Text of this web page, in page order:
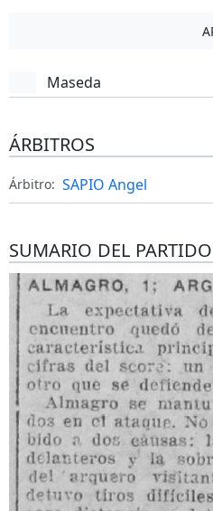
Maseda
ÁRBITROS
Árbitro: SAPIO Angel
SUMARIO DEL PARTIDO